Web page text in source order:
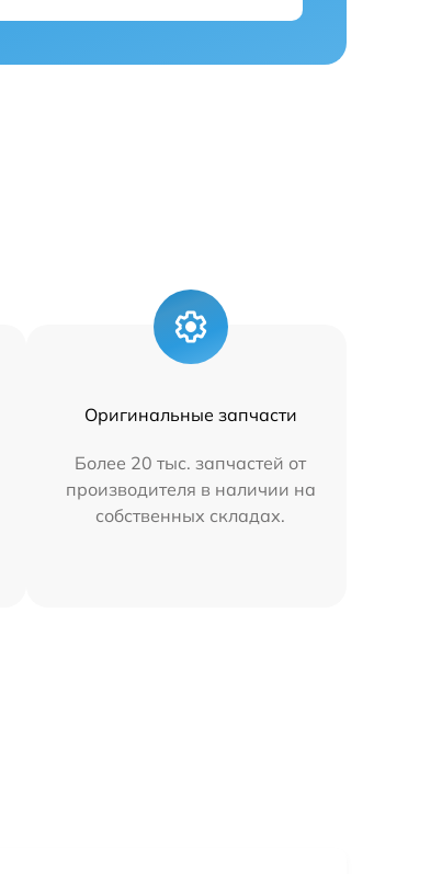
Оригинальные запчасти
Более 20 тыс. запчастей от
производителя в наличии на
собственных складах.